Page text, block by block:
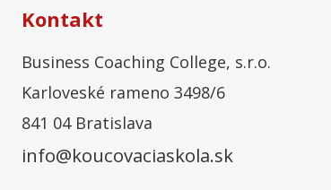
Kontakt
Business Coaching College, s.r.o.
Karloveské rameno 3498/6
841 04 Bratislava
info@koucovaciaskola.sk